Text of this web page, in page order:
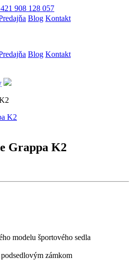
908 128 057
Blog Kontakt
Blog Kontakt
Grappa K2
modelu športového sedla
zámkom